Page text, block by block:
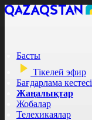
Басты
Тікелей эфир
Бағдарлама кестесі
Жаңалықтар
Жобалар
Телехикаялар